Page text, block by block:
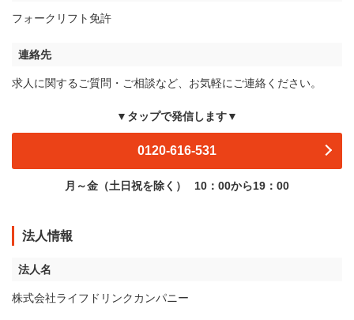
フォークリフト免許
連絡先
求人に関するご質問・ご相談など、お気軽にご連絡ください。
▼タップで発信します▼
0120-616-531
月～金（土日祝を除く） 10：00から19：00
法人情報
法人名
株式会社ライフドリンクカンパニー